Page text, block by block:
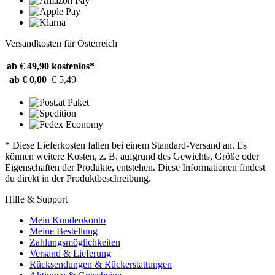
Versandkosten für Österreich
ab € 49,90 kostenlos*
ab € 0,00 € 5,49
* Diese Lieferkosten fallen bei einem Standard-Versand an. Es
können weitere Kosten, z. B. aufgrund des Gewichts, Größe oder
Eigenschaften der Produkte, entstehen. Diese Informationen findest
du direkt in der Produktbeschreibung.
Hilfe & Support
Mein Kundenkonto
Meine Bestellung
Zahlungsmöglichkeiten
Versand & Lieferung
Rücksendungen & Rückerstattungen